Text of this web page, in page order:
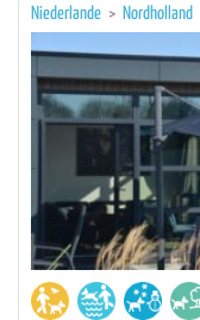
Niederlande > Nordholland